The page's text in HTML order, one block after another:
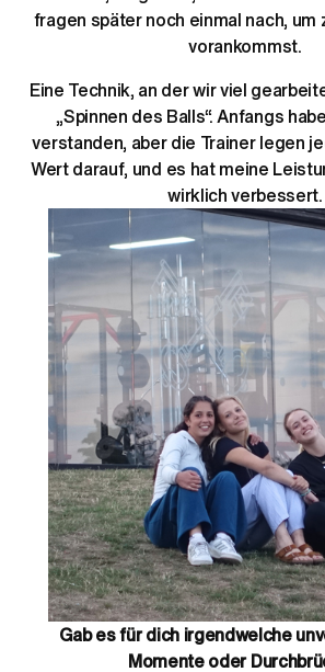
fragen später noch einmal nach, um
vorankommst.
Eine Technik, an der wir viel
„Spinnen des Balls“. Anfangs
verstanden, aber die Trainer legen
Wert darauf, und es hat meine
wirklich verbessert.
Gab es für dich irgendwelche
Momente oder